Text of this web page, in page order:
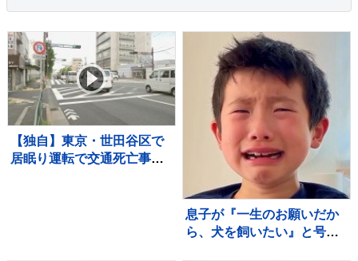
【独自】東京・世田谷区で
居眠り運転で交通死亡事故
息子が『一生のお願いだか
ら、犬を飼いたい』と号泣